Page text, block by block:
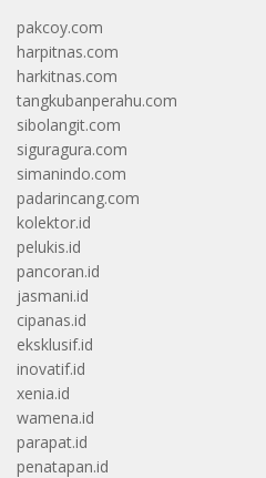
pakcoy.com
harpitnas.com
harkitnas.com
tangkubanperahu.com
sibolangit.com
siguragura.com
simanindo.com
padarincang.com
kolektor.id
pelukis.id
pancoran.id
jasmani.id
cipanas.id
eksklusif.id
inovatif.id
xenia.id
wamena.id
parapat.id
penatapan.id